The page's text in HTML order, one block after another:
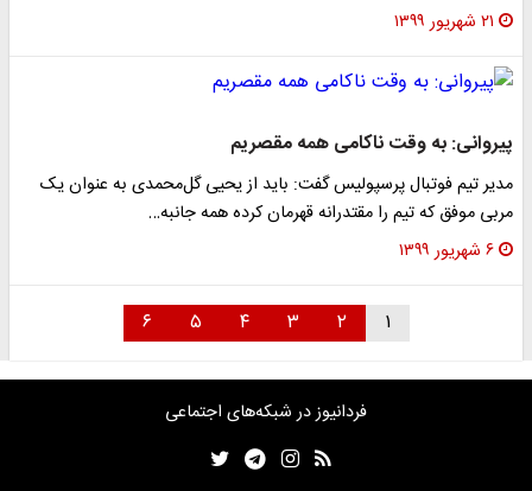
۲۱ شهریور ۱۳۹۹
پیروانی: به وقت ناکامی همه مقصریم
مدیر تیم فوتبال پرسپولیس گفت: باید از یحیی گل‌محمدی به عنوان یک
مربی موفق که تیم را مقتدرانه قهرمان کرده همه جانبه…
۶ شهریور ۱۳۹۹
۱ ۲ ۳ ۴ ۵ ۶
فردانیوز در شبکه‌های اجتماعی